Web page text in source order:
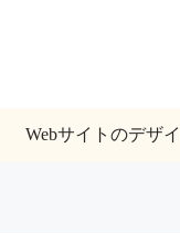
Webサイトのデザ